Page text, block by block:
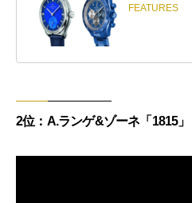
FEATURES
2位：A.ランゲ&ゾーネ「1815」